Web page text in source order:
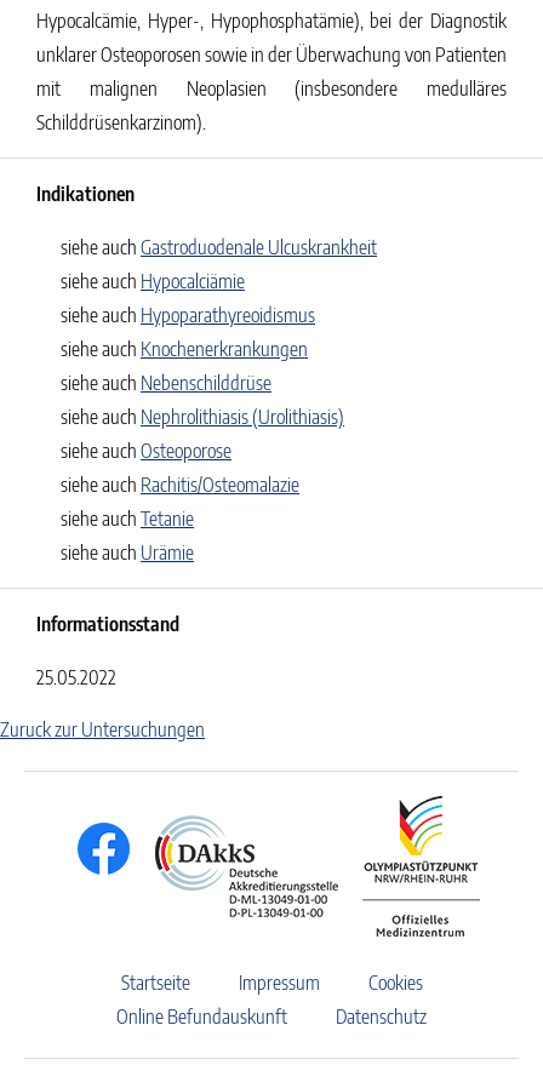
Hypocalcämie, Hyper-, Hypophosphatämie), bei der Diagnostik
unklarer Osteoporosen sowie in der Überwachung von Patienten
mit malignen Neoplasien (insbesondere medulläres
Schilddrüsenkarzinom).
Indikationen
siehe auch Gastroduodenale Ulcuskrankheit
siehe auch Hypocalciämie
siehe auch Hypoparathyreoidismus
siehe auch Knochenerkrankungen
siehe auch Nebenschilddrüse
siehe auch Nephrolithiasis (Urolithiasis)
siehe auch Osteoporose
siehe auch Rachitis/Osteomalazie
siehe auch Tetanie
siehe auch Urämie
Informationsstand
25.05.2022
Zuruck zur Untersuchungen
Startseite Impressum
Cookies
Online Befundauskunft
Datenschutz